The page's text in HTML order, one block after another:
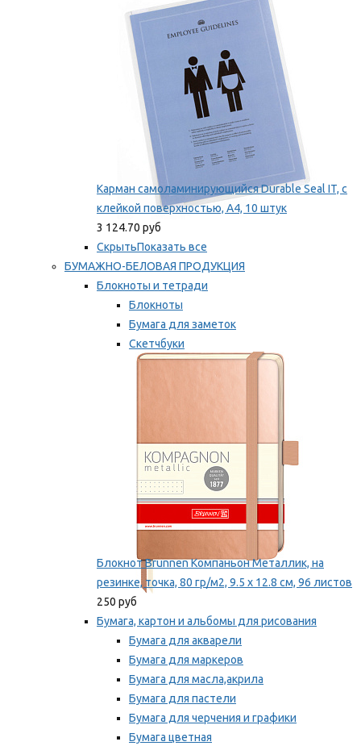
Мы рекомендуем
Карман самоламинирующийся Durable Seal IT, с
клейкой поверхностью, A4, 10 штук
3 124.70 руб
СкрытьПоказать все
БУМАЖНО-БЕЛОВАЯ ПРОДУКЦИЯ
Блокноты и тетради
Блокноты
Бумага для заметок
Скетчбуки
Тетради
Блокнот Brunnen Компаньон Металлик, на
резинке, точка, 80 гр/м2, 9.5 х 12.8 см, 96 листов
250 руб
Бумага, картон и альбомы для рисования
Бумага для акварели
Бумага для маркеров
Бумага для масла,акрила
Бумага для пастели
Бумага для черчения и графики
Бумага цветная